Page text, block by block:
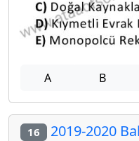
A B
16 2019-2020